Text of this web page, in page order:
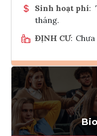
Sinh hoạt phí:
tháng.
ĐỊNH CƯ: